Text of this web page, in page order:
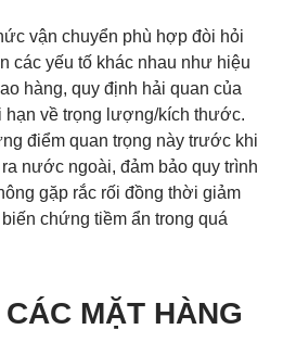
vận chuyển phù hợp đòi hỏi
các yếu tố khác nhau như hiệu
hàng, quy định hải quan của
hạn về trọng lượng/kích thước.
điểm quan trọng này trước khi
nước ngoài, đảm bảo quy trình
gặp rắc rối đồng thời giảm
chứng tiềm ẩn trong quá
MẶT HÀNG